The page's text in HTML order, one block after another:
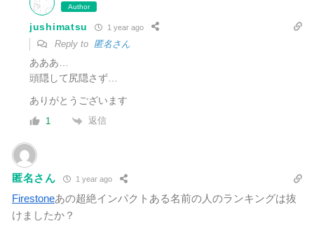
Author
jushimatsu 1 year ago
Reply to 匿名さん
あああ…
頭隠して尻隠さず…
ありがとうございます
1 返信
匿名さん 1 year ago
Firestoneあの超絶インパクトある名前の人のランキングは抜
けましたか？